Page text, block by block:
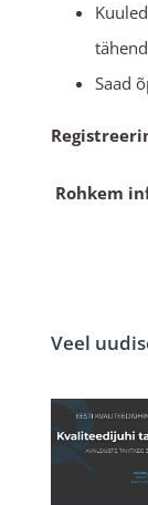
Saad
Rohkem
Veel